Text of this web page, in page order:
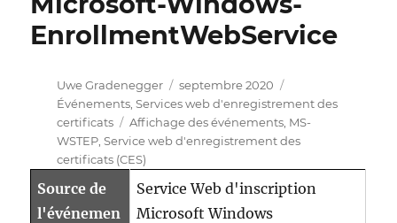
EnrollmentWebService
Auteur
Uwe Gradenegger
Publié
le
septembre 2020
Événements, Services web d'enregistrement des
certificats
Étiquettes
Affichage des événements, MS-
WSTEP, Service web d'enregistrement des
certificats (CES)
Source de
l'événemen
Service Web d'inscription
Microsoft Windows